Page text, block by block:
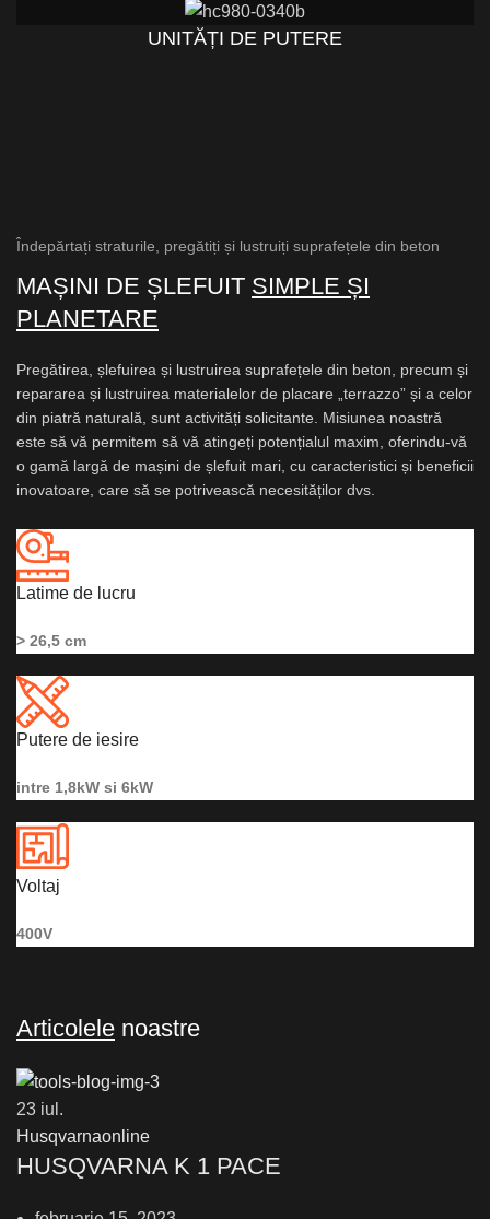
UNITĂȚI DE PUTERE
Îndepărtați straturile, pregătiți și lustruiți suprafețele din beton
MAȘINI DE ȘLEFUIT SIMPLE ȘI
PLANETARE
Pregătirea, șlefuirea și lustruirea suprafețele din beton, precum și
repararea și lustruirea materialelor de placare „terrazzo” și a celor
din piatră naturală, sunt activități solicitante. Misiunea noastră
este să vă permitem să vă atingeți potențialul maxim, oferindu-vă
o gamă largă de mașini de șlefuit mari, cu caracteristici și beneficii
inovatoare, care să se potrivească necesităților dvs.
Latime de lucru
> 26,5 cm
Putere de iesire
intre 1,8kW si 6kW
Voltaj
400V
Articolele noastre
23 iul.
Husqvarnaonline
HUSQVARNA K 1 PACE